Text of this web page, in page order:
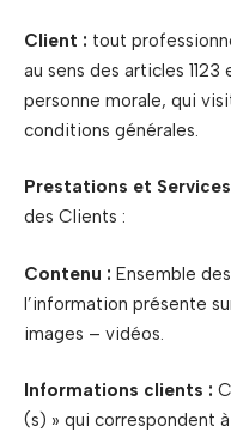
Client : tout
au sens des articles
personne morale, qui
conditions générales.
Prestations et
des Clients :
Contenu : Ensemble
l’information présente
images – vidéos.
Informations clients :
(s) » qui correspondent